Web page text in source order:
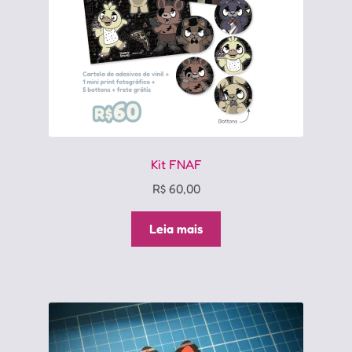
página
do
produto
Kit FNAF
R$60,00
Leia mais